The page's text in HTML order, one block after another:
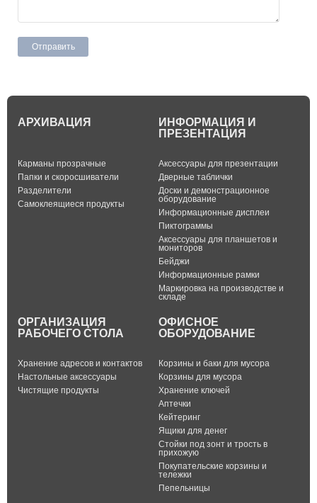
АРХИВАЦИЯ
Карманы прозрачные
Папки и скоросшиватели
Разделители
Самоклеящиеся продукты
ИНФОРМАЦИЯ И
ПРЕЗЕНТАЦИЯ
Аксессуары для презентации
Дверные таблички
Доски и демонстрационное
оборудование
Информационные дисплеи
Пиктограммы
Аксессуары для планшетов и
мониторов
Бейджи
Информационные рамки
Маркировка на производстве и
складе
ОРГАНИЗАЦИЯ
РАБОЧЕГО СТОЛА
Хранение адресов и контактов
Настольные аксессуары
Чистящие продукты
ОФИСНОЕ
ОБОРУДОВАНИЕ
Корзины и баки для мусора
Корзины для мусора
Хранение ключей
Аптечки
Кейтеринг
Ящики для денег
Стойки под зонт и трость в
прихожую
Покупательские корзины и
тележки
Пепельницы